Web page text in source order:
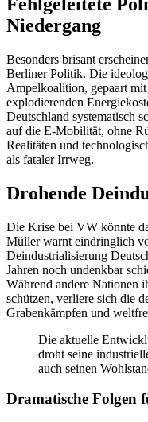
Niedergang
Besonders brisant
Berliner Politik. Die
Ampelkoalition, gepaart
explodierenden
Deutschland systematisch
auf die E-Mobilität, ohne
Realitäten und
als fataler Irrweg.
Drohende
Die Krise bei VW könnte
Müller warnt eindringlich
Deindustrialisierung
Jahren noch undenkbar
Während andere Nationen
schützen, verliere sich die
Grabenkämpfen und
Die aktuelle
droht seine
auch seinen
Dramatische Folgen